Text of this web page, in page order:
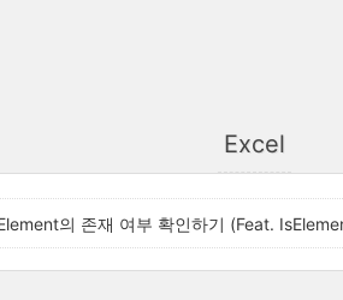
Excel
의 존재 여부 확인하기 (Feat.